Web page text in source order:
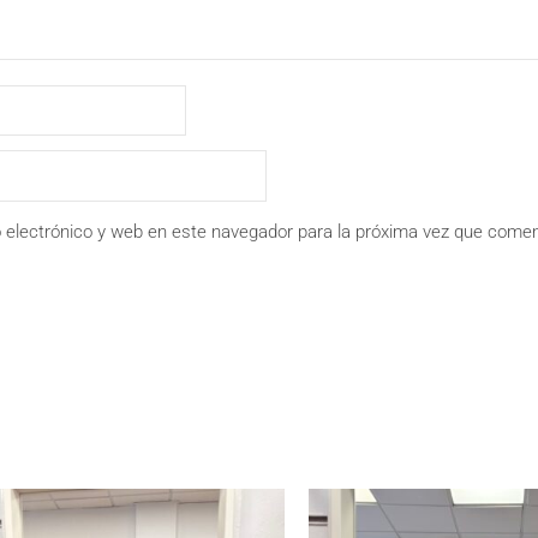
y web en este navegador para la próxima vez que